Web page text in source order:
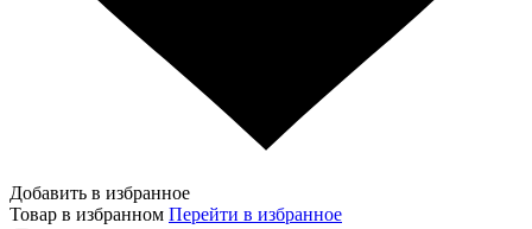
Добавить в избранное
Товар в избранном Перейти в избранное